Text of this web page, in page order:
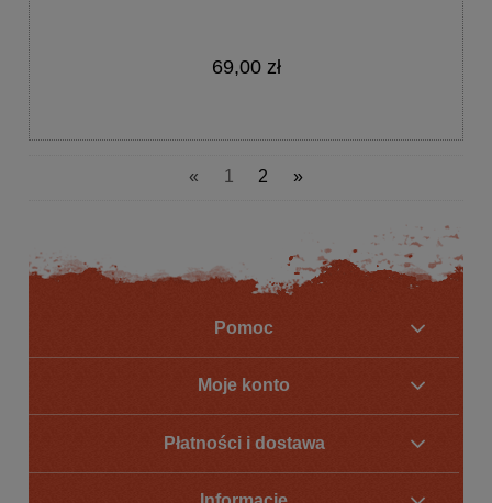
69,00 zł
« 1 2 »
Pomoc
Moje konto
Płatności i dostawa